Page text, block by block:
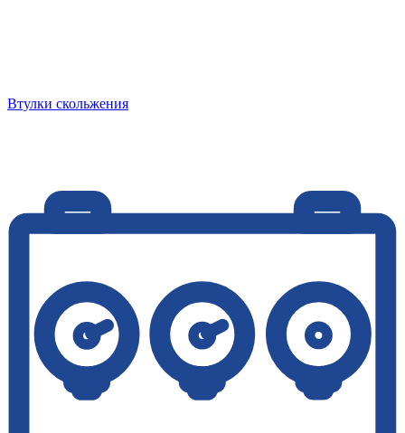
Втулки скольжения